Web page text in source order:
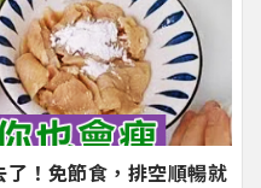
！免節食，排空順暢就